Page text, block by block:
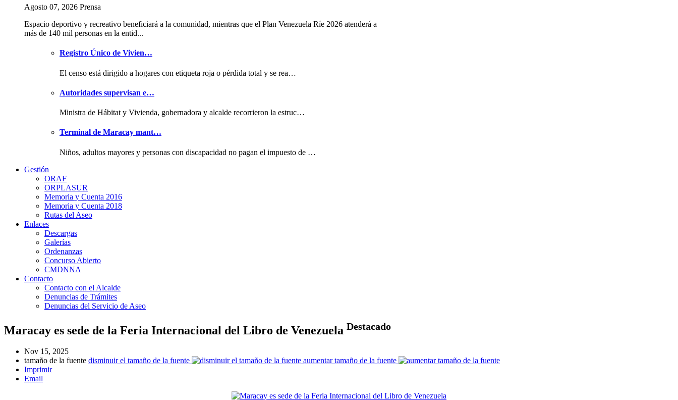
Agosto 07, 2026 Prensa
Espacio deportivo y recreativo beneficiará a la comunidad, mientras que el Plan Venezuela Ríe 2026 atenderá a
más de 140 mil personas en la entid...
Registro Único de Vivien…
El censo está dirigido a hogares con etiqueta roja o pérdida total y se rea…
Autoridades supervisan e…
Ministra de Hábitat y Vivienda, gobernadora y alcalde recorrieron la estruc…
Terminal de Maracay mant…
Niños, adultos mayores y personas con discapacidad no pagan el impuesto de …
Gestión
ORAF
ORPLASUR
Memoria y Cuenta 2016
Memoria y Cuenta 2018
Rutas del Aseo
Enlaces
Descargas
Galerías
Ordenanzas
Concurso Abierto
CMDNNA
Contacto
Contacto con el Alcalde
Denuncias de Trámites
Denuncias del Servicio de Aseo
Maracay es sede de la Feria Internacional del Libro de Venezuela Destacado
Nov 15, 2025
tamaño de la fuente disminuir el tamaño de la fuente
aumentar tamaño de la fuente
Imprimir
Email